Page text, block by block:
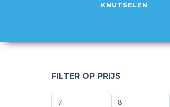
KNUTSELEN
FILTER OP PRIJS